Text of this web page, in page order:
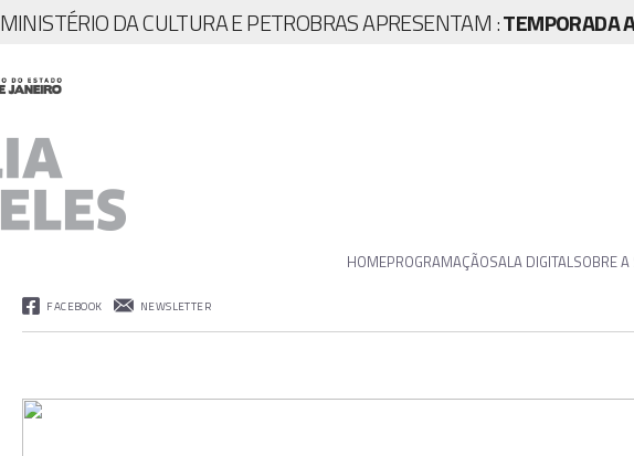
MINISTÉRIO DA CULTURA E PETROBRAS APRESENTAM :TEMPORADA
HOMEPROGRAMAÇÃOSALA DIGITALSOBRE
FACEBOOK NEWSLETTER